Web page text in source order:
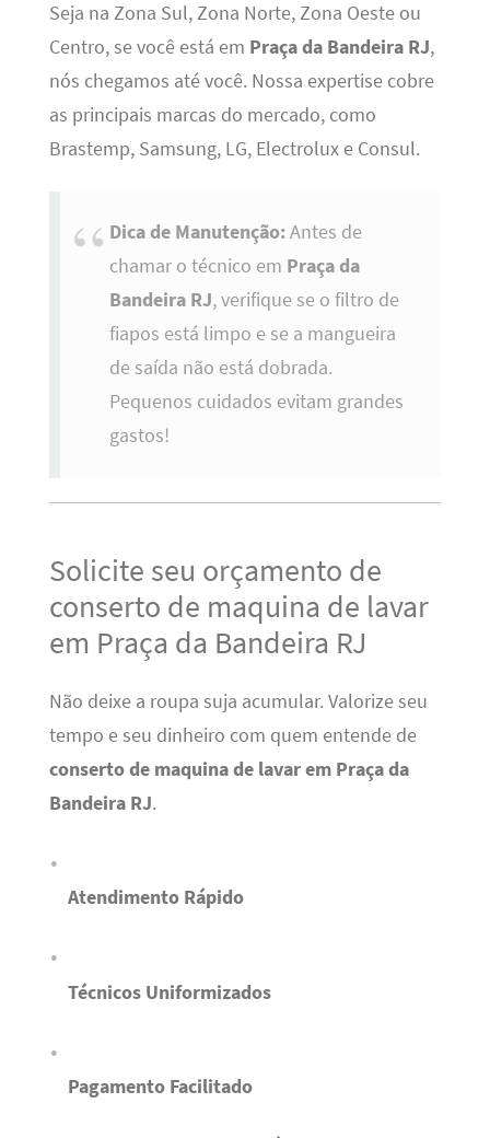
Seja na Zona Sul, Zona Norte, Zona Oeste ou
Centro, se você está em Praça da Bandeira RJ,
nós chegamos até você. Nossa expertise cobre
as principais marcas do mercado, como
Brastemp, Samsung, LG, Electrolux e Consul.
Dica de Manutenção:Antes de
chamar o técnico em Praça da
Bandeira RJ, verifique se o filtro de
fiapos está limpo e se a mangueira
de saída não está dobrada.
Pequenos cuidados evitam grandes
gastos!
Solicite seu orçamento de
conserto de maquina de lavar
em Praça da Bandeira RJ
Não deixe a roupa suja acumular. Valorize seu
tempo e seu dinheiro com quem entende de
conserto de maquina de lavar em Praça da
Bandeira RJ.
Atendimento Rápido
Técnicos Uniformizados
Pagamento Facilitado